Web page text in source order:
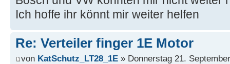
Ich hoffe ihr könnt mir weiter helfen
Re: Verteiler finger 1E Motor
von KatSchutz_LT28_1E » Donnerstag 21.